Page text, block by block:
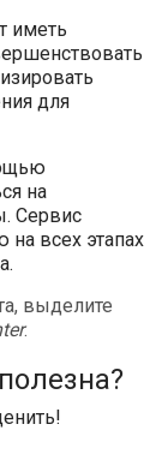
иметь
для
на
Сервис
всех этапах
выделите
.